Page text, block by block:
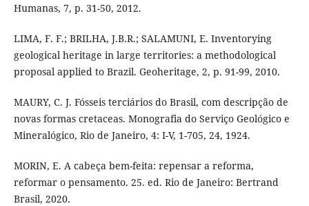
Humanas, 7, p. 31-50, 2012.
LIMA, F. F.; BRILHA, J.B.R.; SALAMUNI, E. Inventorying
geological heritage in large territories: a methodological
proposal applied to Brazil. Geoheritage, 2, p. 91-99, 2010.
MAURY, C. J. Fósseis terciários do Brasil, com descripção de
novas formas cretaceas. Monografia do Serviço Geológico e
Mineralógico, Rio de Janeiro, 4: I-V, 1-705, 24, 1924.
MORIN, E. A cabeça bem-feita: repensar a reforma,
reformar o pensamento. 25. ed. Rio de Janeiro: Bertrand
Brasil, 2020.